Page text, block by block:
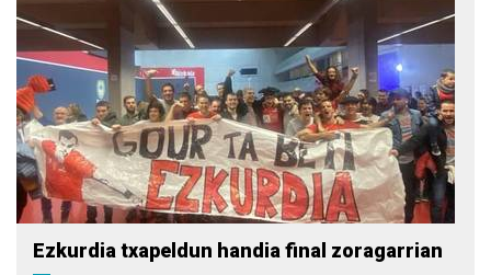
Ezkurdia txapeldun handia final zoragarrian